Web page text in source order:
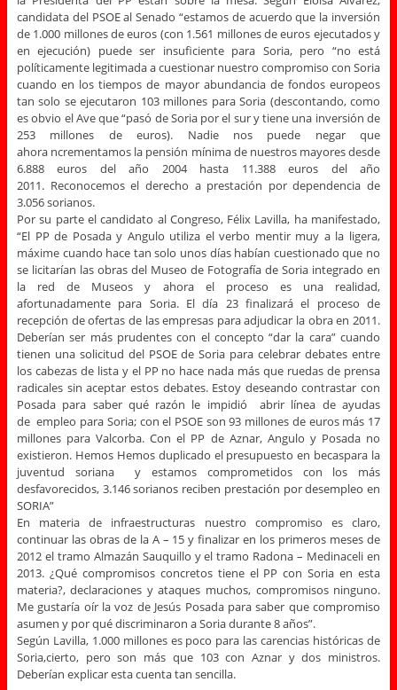
candidata del PSOE al Senado “estamos de acuerdo que la inversión
de 1.000 millones de euros (con 1.561 millones de euros ejecutados y
en ejecución) puede ser insuficiente para Soria, pero “no está
políticamente legitimada a cuestionar nuestro compromiso con Soria
cuando en los tiempos de mayor abundancia de fondos europeos
tan solo se ejecutaron 103 millones para Soria (descontando, como
es obvio el Ave que “pasó de Soria por el sur y tiene una inversión de
253 millones de euros). Nadie nos puede negar que
ahora ncrementamos la pensión mínima de nuestros mayores desde
6.888 euros del año 2004 hasta 11.388 euros del año
2011. Reconocemos el derecho a prestación por dependencia de
3.056 sorianos.
Por su parte el candidato al Congreso, Félix Lavilla, ha manifestado,
“El PP de Posada y Angulo utiliza el verbo mentir muy a la ligera,
máxime cuando hace tan solo unos días habían cuestionado que no
se licitarían las obras del Museo de Fotografía de Soria integrado en
la red de Museos y ahora el proceso es una realidad,
afortunadamente para Soria. El día 23 finalizará el proceso de
recepción de ofertas de las empresas para adjudicar la obra en 2011.
Deberían ser más prudentes con el concepto “dar la cara” cuando
tienen una solicitud del PSOE de Soria para celebrar debates entre
los cabezas de lista y el PP no hace nada más que ruedas de prensa
radicales sin aceptar estos debates. Estoy deseando contrastar con
Posada para saber qué razón le impidió abrir línea de ayudas
de empleo para Soria; con el PSOE son 93 millones de euros más 17
millones para Valcorba. Con el PP de Aznar, Angulo y Posada no
existieron. Hemos Hemos duplicado el presupuesto en becaspara la
juventud soriana y estamos comprometidos con los más
desfavorecidos, 3.146 sorianos reciben prestación por desempleo en
SORIA”
En materia de infraestructuras nuestro compromiso es claro,
continuar las obras de la A – 15 y finalizar en los primeros meses de
2012 el tramo Almazán Sauquillo y el tramo Radona – Medinaceli en
2013. ¿Qué compromisos concretos tiene el PP con Soria en esta
materia?, declaraciones y ataques muchos, compromisos ninguno.
Me gustaría oír la voz de Jesús Posada para saber que compromiso
asumen y por qué discriminaron a Soria durante 8 años”.
Según Lavilla, 1.000 millones es poco para las carencias históricas de
Soria,cierto, pero son más que 103 con Aznar y dos ministros.
Deberían explicar esta cuenta tan sencilla.